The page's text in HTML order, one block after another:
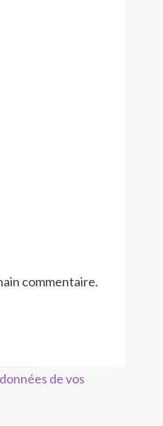
commentaire.
de vos